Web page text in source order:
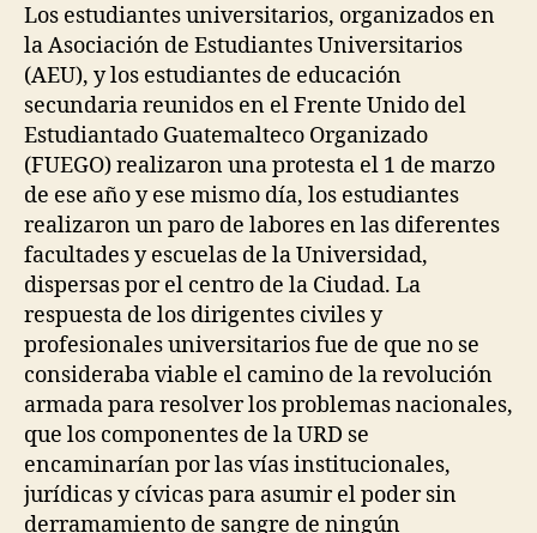
Los estudiantes universitarios, organizados en
la Asociación de Estudiantes Universitarios
(AEU), y los estudiantes de educación
secundaria reunidos en el Frente Unido del
Estudiantado Guatemalteco Organizado
(FUEGO) realizaron una protesta el 1 de marzo
de ese año y ese mismo día, los estudiantes
realizaron un paro de labores en las diferentes
facultades y escuelas de la Universidad,
dispersas por el centro de la Ciudad. La
respuesta de los dirigentes civiles y
profesionales universitarios fue de que no se
consideraba viable el camino de la revolución
armada para resolver los problemas nacionales,
que los componentes de la URD se
encaminarían por las vías institucionales,
jurídicas y cívicas para asumir el poder sin
derramamiento de sangre de ningún